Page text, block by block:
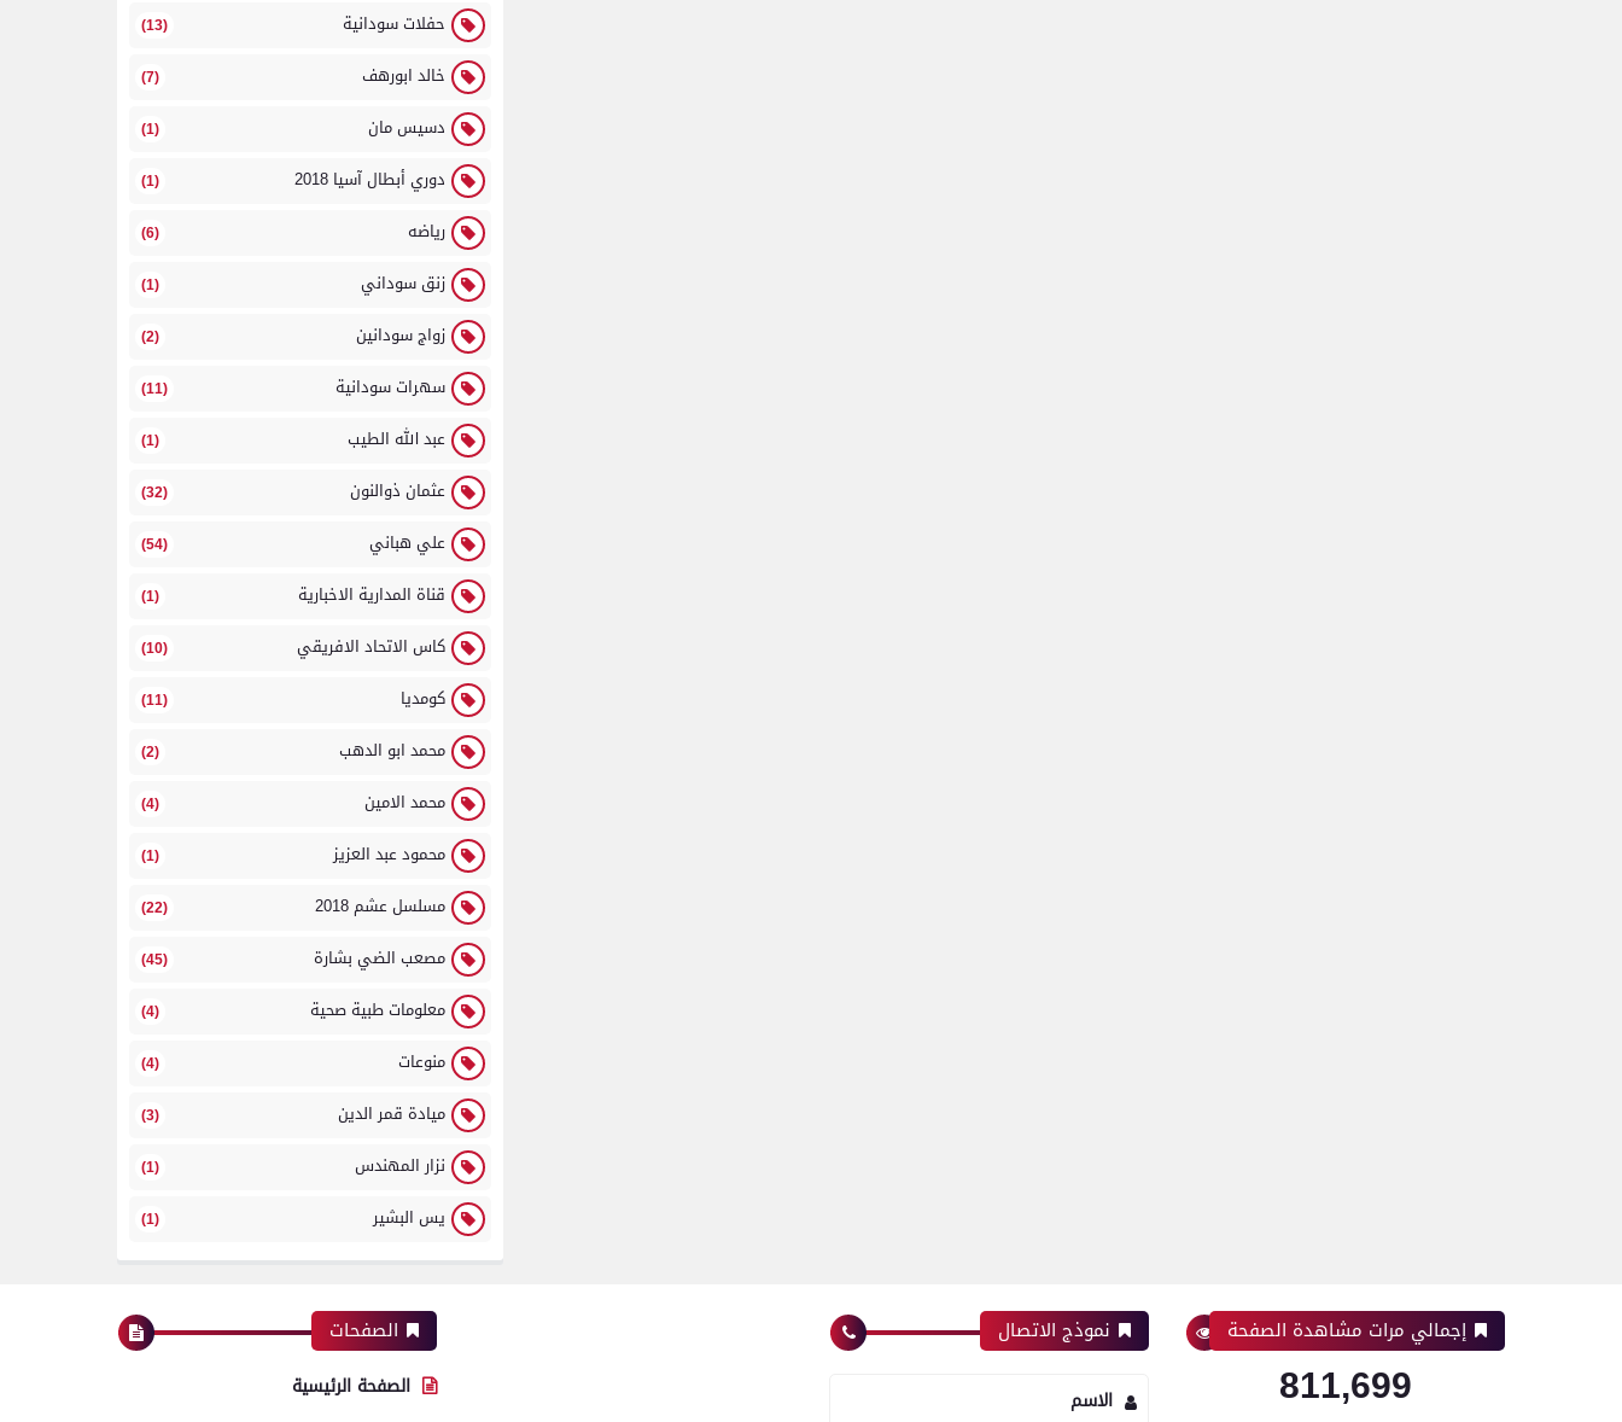
حفلات سودانية (13)
خالد ابورهف (7)
دسيس مان (1)
دوري أبطال آسيا 2018 (1)
رياضه (6)
زنق سوداني (1)
زواج سودانين (2)
سهرات سودانية (11)
عبد الله الطيب (1)
عثمان ذوالنون (32)
علي هباني (54)
قناة المدارية الاخبارية (1)
كاس الاتحاد الافريقي (10)
كومديا (11)
محمد ابو الدهب (2)
محمد الامين (4)
محمود عبد العزيز (1)
مسلسل عشم 2018 (22)
مصعب الضي بشارة (45)
معلومات طبية صحية (4)
منوعات (4)
ميادة قمر الدين (3)
نزار المهندس (1)
يس البشير (1)
إجمالي مرات مشاهدة الصفحة
811,699
نموذج الاتصال
الاسم
الصفحات
الصفحة الرئيسية